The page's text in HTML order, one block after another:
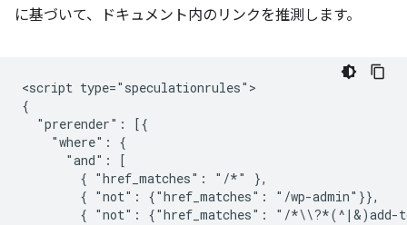
に基づいて、ドキュメント内のリンクを推測します。
<script type="speculationrules">
{
  "prerender": [{
    "where": {
      "and": [
        { "href_matches": "/*" },
        { "not": {"href_matches": "/wp-admin"}},
{ "not": {"href_matches": "/*\\?*(^|&)add-